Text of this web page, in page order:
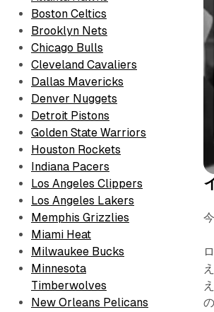
Boston Celtics
Brooklyn Nets
Chicago Bulls
Cleveland Cavaliers
Dallas Mavericks
Denver Nuggets
Detroit Pistons
Golden State Warriors
Houston Rockets
Indiana Pacers
Los Angeles Clippers
Los Angeles Lakers
Memphis Grizzlies
Miami Heat
Milwaukee Bucks
Minnesota
Timberwolves
New Orleans Pelicans